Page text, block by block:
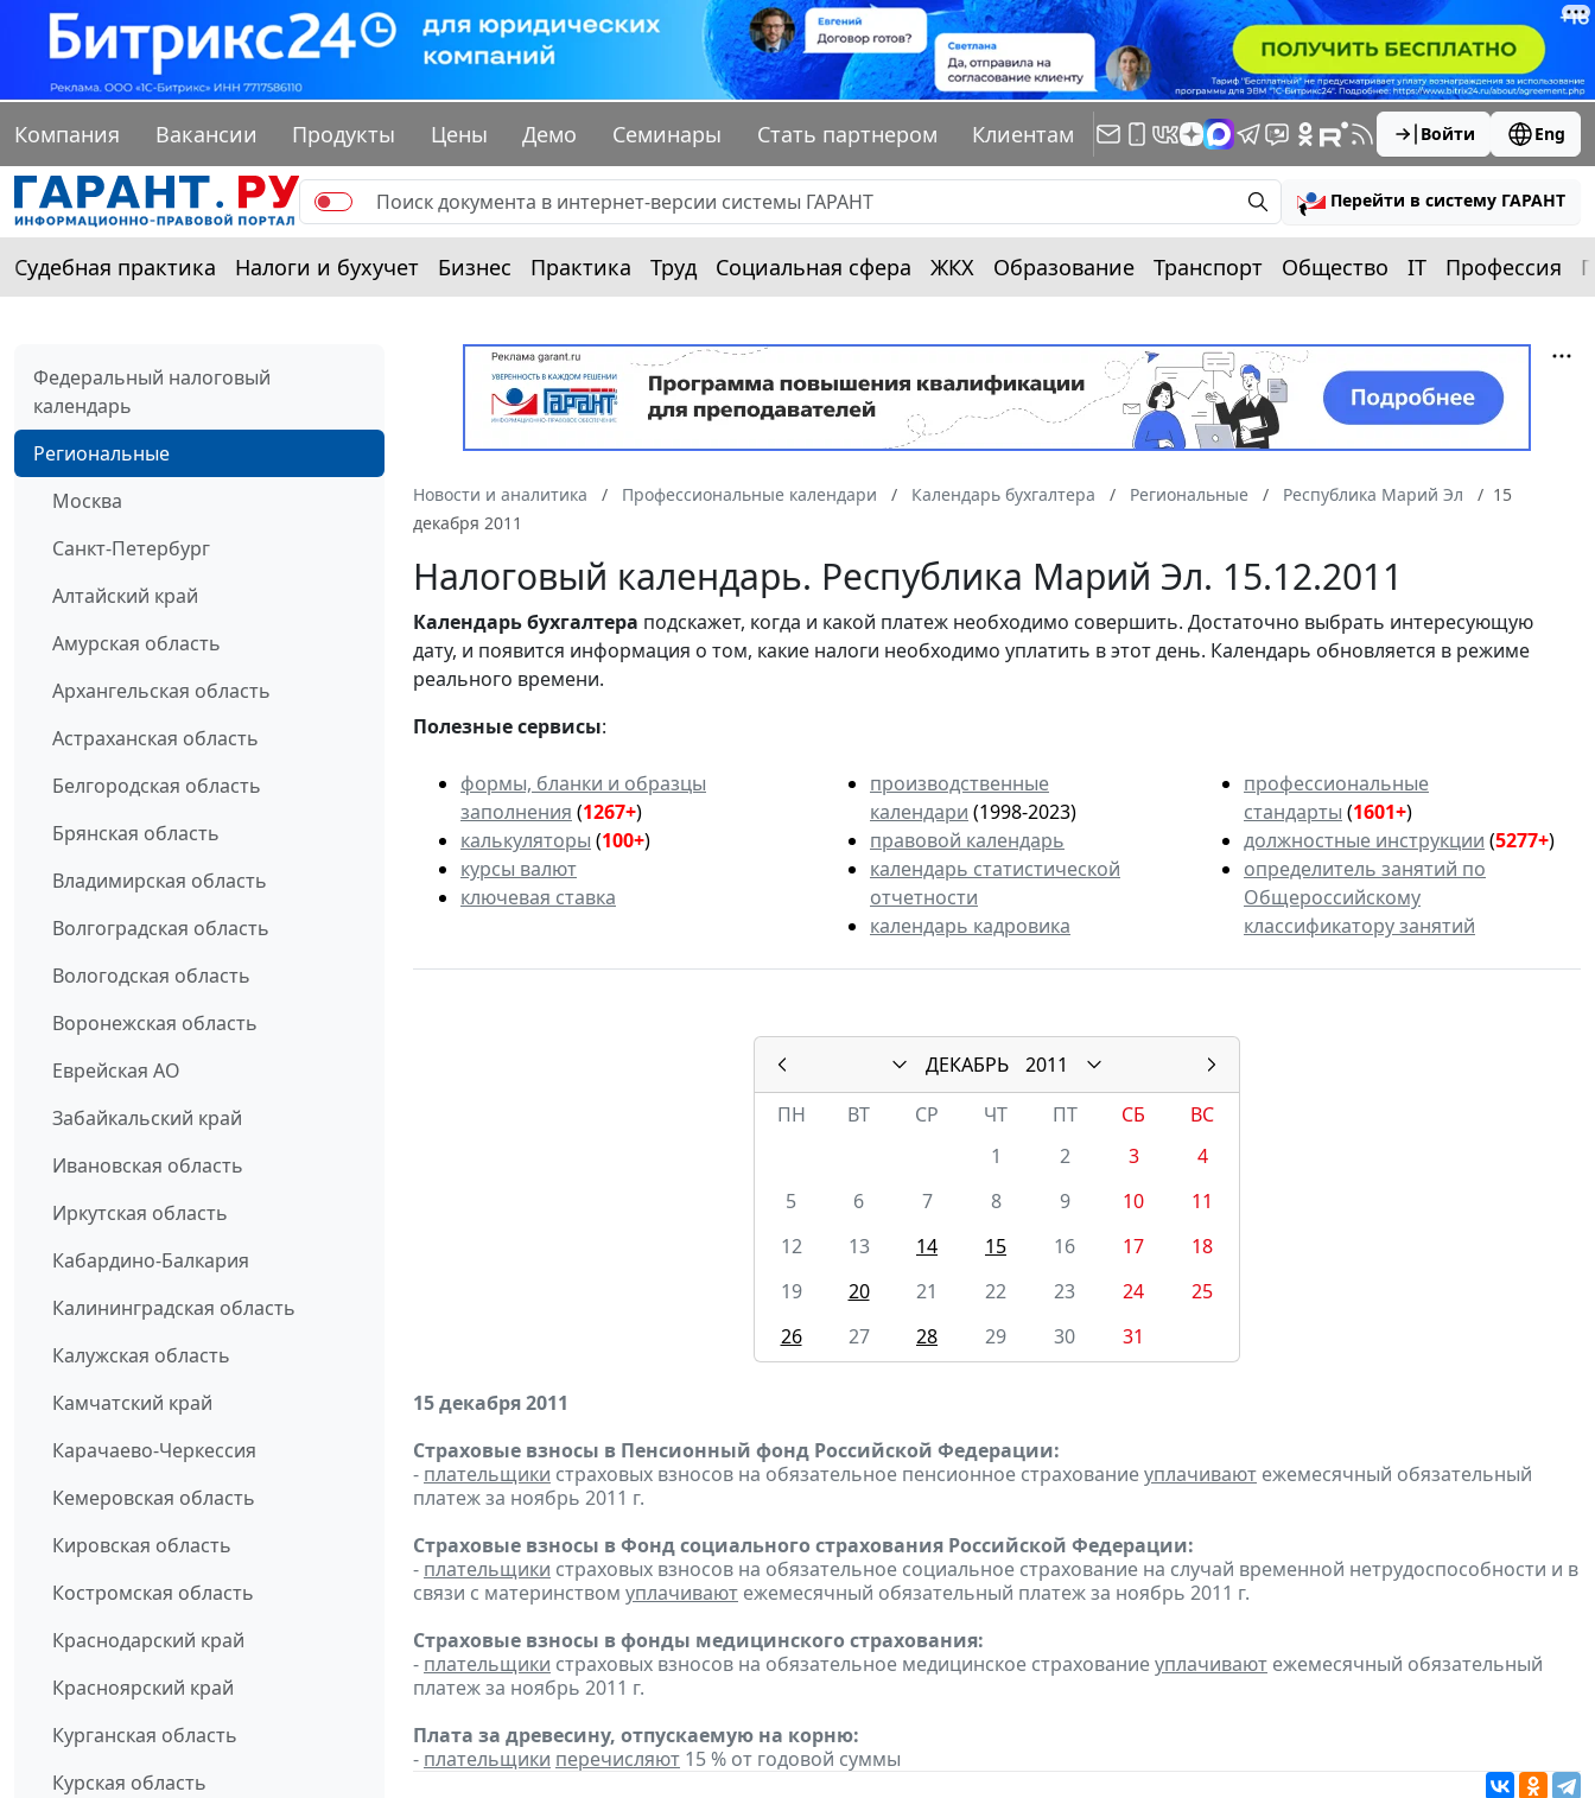
Компания Вакансии Продукты Цены Демо Семинары Стать партнером Клиентам Войти Eng
Перейти в систему ГАРАНТ
Судебная практика Налоги и бухучет Бизнес Практика Труд Социальная сфера ЖКХ Образование Транспорт Общество IT Профессия
Федеральный налоговый
календарь
Региональные
Москва
Санкт-Петербург
Алтайский край
Амурская область
Архангельская область
Астраханская область
Белгородская область
Брянская область
Владимирская область
Волгоградская область
Вологодская область
Воронежская область
Еврейская АО
Забайкальский край
Ивановская область
Иркутская область
Кабардино-Балкария
Калининградская область
Калужская область
Камчатский край
Карачаево-Черкессия
Кемеровская область
Кировская область
Костромская область
Краснодарский край
Красноярский край
Курганская область
Курская область
Новости и аналитика Профессиональные календари Календарь бухгалтера Региональные Республика Марий Эл
15
декабря 2011
Налоговый календарь. Республика Марий Эл. 15.12.2011
Календарьбухгалтера подскажет, когда и какой платеж необходимо совершить. Достаточно выбрать интересующую
дату, и появится информация о том, какие налоги необходимо уплатить в этот день. Календарь обновляется в режиме
реального времени.
Полезные сервисы:
формы, бланки и образцы
заполнения (1267+)
калькуляторы (100+)
курсы валют
ключевая ставка
производственные
календари (1998-2023)
правовой календарь
календарь статистической
отчетности
календарь кадровика
профессиональные
стандарты (1601+)
должностные инструкции (5277+)
определитель занятий по
Общероссийскому
классификатору занятий
ДЕКАБРЬ
2011
ПН
ВТ СР ЧТ ПТ СБ
ВС
1
2 3
4
5
6 7 8 9 10
11
12
13 14 15 16 17
18
19
20 21 22 23 24
25
26
27 28 29 30 31
15 декабря 2011
Страховые взносы в Пенсионный фонд Российской Федерации:
- плательщики страховых взносов на обязательное пенсионное страхованиеуплачивают ежемесячный обязательный
платеж за ноябрь 2011 г.
Страховые взносы в Фонд социального страхования Российской Федерации:
- плательщики страховых взносов на обязательное социальное страхование на случай временной нетрудоспособности и в
связи с материнством уплачивают ежемесячный обязательный платеж за ноябрь 2011 г.
Страховые взносы в фонды медицинского страхования:
- плательщики страховых взносов на обязательное медицинское страхованиеуплачивают ежемесячный обязательный
платеж за ноябрь 2011 г.
Плата за древесину, отпускаемую на корню:
- плательщики перечисляют 15 % от годовой суммы